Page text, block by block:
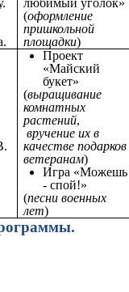
любимый уголок»
(оформление
пришкольной
площадки)
Проект
«Майский
букет»
(выращивание
комнатных
растений,
вручение их в
качестве подарков
ветеранам)
Игра «Можешь
- спой!»
(песни военных
лет)